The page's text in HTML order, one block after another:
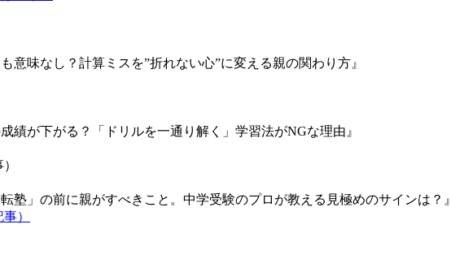
意味なし？計算ミスを”折れない心”に変える親の関わり方』
績が下がる？「ドリルを一通り解く」学習法がNGな理由』
」の前に親がすべきこと。中学受験のプロが教える見極めのサインは？』